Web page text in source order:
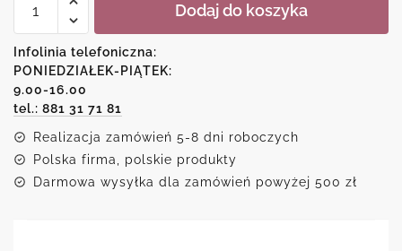
Plakat
zasad
Dodaj do koszyka
Infolinia telefoniczna:
PONIEDZIAŁEK-PIĄTEK:
9.00-16.00
tel.: 881 31 71 81
Realizacja zamówień 5-8 dni roboczych
Polska firma, polskie produkty
Darmowa wysyłka dla zamówień powyżej 500 zł